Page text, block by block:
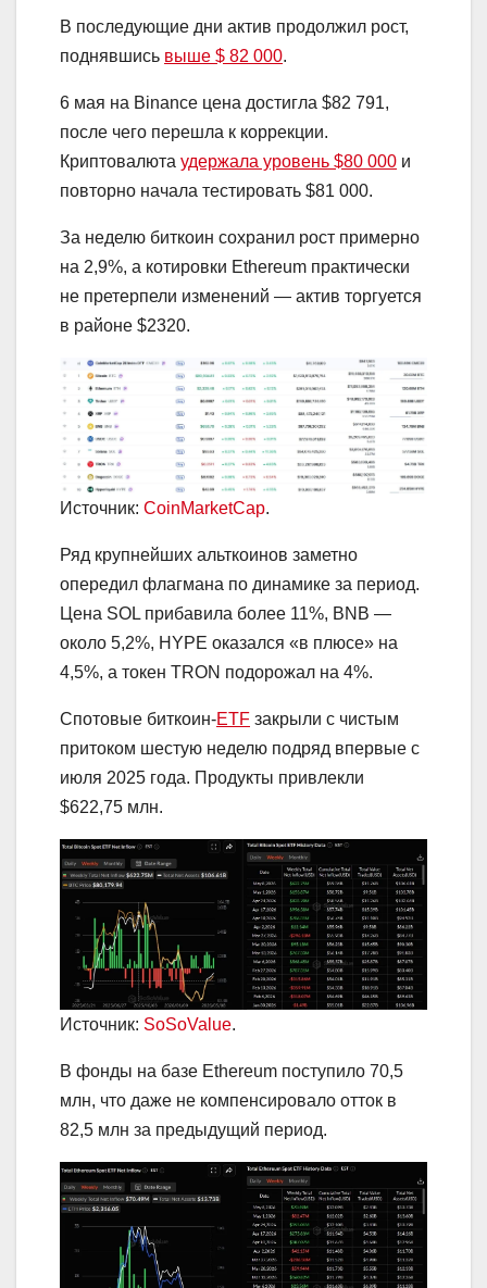
В последующие дни актив продолжил рост,
поднявшись выше $ 82 000.
6 мая на Binance цена достигла $82 791,
после чего перешла к коррекции.
Криптовалюта удержала уровень $80 000 и
повторно начала тестировать $81 000.
За неделю биткоин сохранил рост примерно
на 2,9%, а котировки Ethereum практически
не претерпели изменений — актив торгуется
в районе $2320.
Источник: CoinMarketCap.
Ряд крупнейших альткоинов заметно
опередил флагмана по динамике за период.
Цена SOL прибавила более 11%, BNB —
около 5,2%, HYPE оказался «в плюсе» на
4,5%, а токен TRON подорожал на 4%.
Спотовые биткоин-ETF закрыли с чистым
притоком шестую неделю подряд впервые с
июля 2025 года. Продукты привлекли
$622,75 млн.
Источник: SoSoValue.
В фонды на базе Ethereum поступило 70,5
млн, что даже не компенсировало отток в
82,5 млн за предыдущий период.